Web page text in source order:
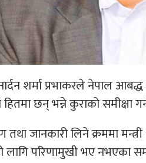
शर्मा प्रभाकरले नेपाल आबद्ध
छन् भन्ने कुराको समीक्षा
तथा जानकारी लिने क्रममा
लागि परिणामुखी भए